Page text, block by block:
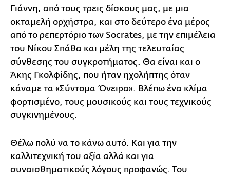
Γιάννη, από τους τρεις δίσκους μας, με μια
οκταμελή ορχήστρα, και στο δεύτερο ένα μέρος
από το ρεπερτόριο των Socrates, με την επιμέλεια
του Νίκου Σπάθα και μέλη της τελευταίας
σύνθεσης του συγκροτήματος. Θα είναι και ο
Άκης Γκολφίδης, που ήταν ηχολήπτης όταν
κάναμε τα «Σύντομα Όνειρα». Βλέπω ένα κλίμα
φορτισμένο, τους μουσικούς και τους τεχνικούς
συγκινημένους.
Θέλω πολύ να το κάνω αυτό. Και για την
καλλιτεχνική του αξία αλλά και για
συναισθηματικούς λόγους προφανώς. Του